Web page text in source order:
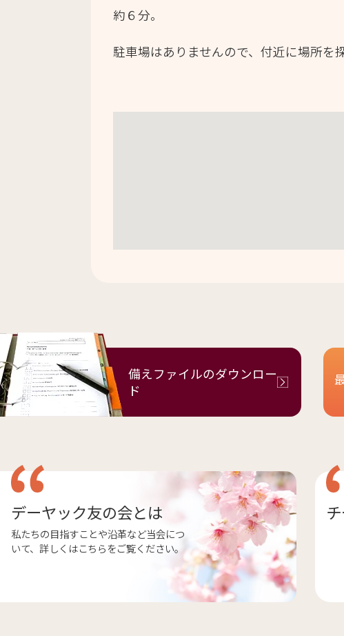
約６分。
駐車場はありませんので、付近に場所を
備えファイルのダウンロー
ド
デーヤック友の会とは
私たちの目指すことや沿革など当会につ
いて、詳しくはこちらをご覧ください。